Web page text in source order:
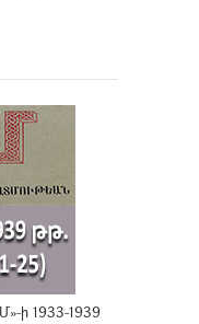
ի 1933-1939